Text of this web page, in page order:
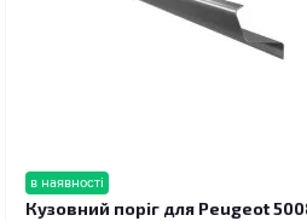
в наявності
Кузовний поріг для Peugeot